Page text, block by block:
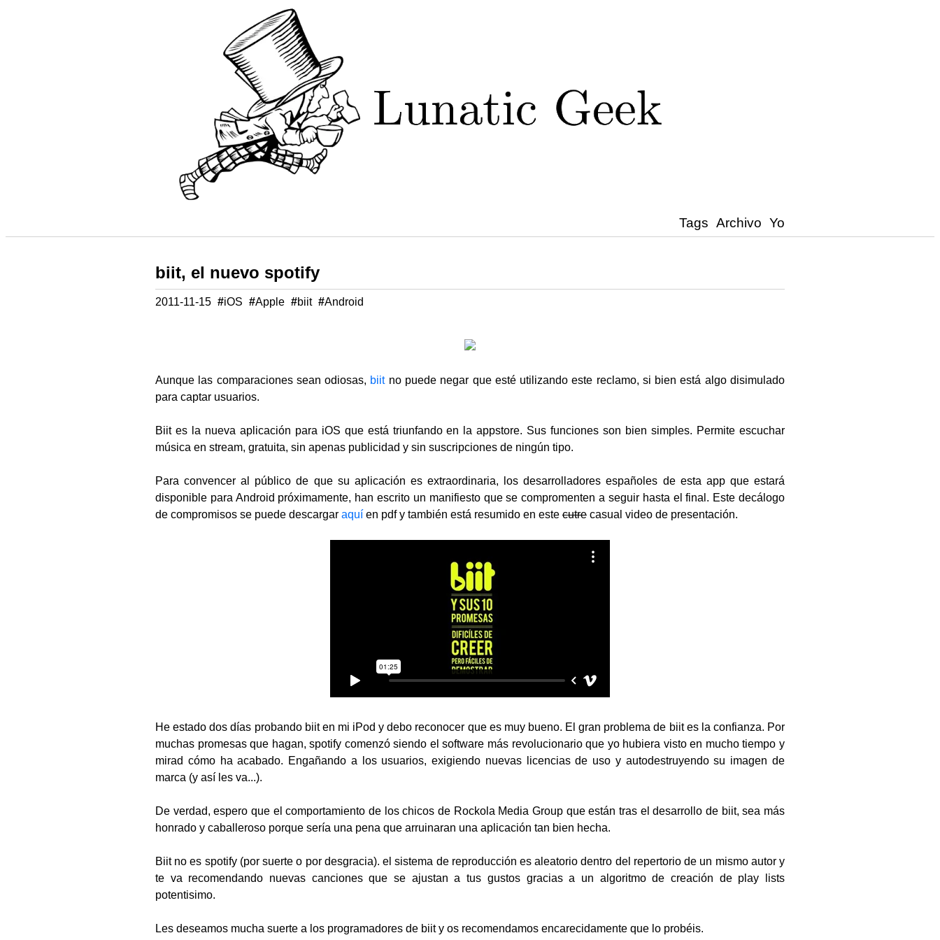
Tags Archivo Yo
biit, el nuevo spotify
2011-11-15 #iOS #Apple #biit #Android
Aunque las comparaciones sean odiosas, biitno puede negar que esté utilizando este reclamo, si bien está algo disimulado
para captar usuarios.
Biit es la nueva aplicación para iOS que está triunfando en la appstore. Sus funciones son bien simples. Permite escuchar
música en stream, gratuita, sin apenas publicidad y sin suscripciones de ningún tipo.
Para convencer al público de que su aplicación es extraordinaria, los desarrolladores españoles de esta app que estará
disponible para Android próximamente, han escrito un manifiesto que se compromenten a seguir hasta el final. Este decálogo
de compromisos se puede descargar aquí en pdf y también está resumido en este cutre casual video de presentación.
He estado dos días probando biit en mi iPod y debo reconocer que es muy bueno. El gran problema de biit es la confianza. Por
muchas promesas que hagan, spotify comenzó siendo el software más revolucionario que yo hubiera visto en mucho tiempo y
mirad cómo ha acabado. Engañando a los usuarios, exigiendo nuevas licencias de uso y autodestruyendo su imagen de
marca (y así les va...).
De verdad, espero que el comportamiento de los chicos de Rockola Media Group que están tras el desarrollo de biit, sea más
honrado y caballeroso porque sería una pena que arruinaran una aplicación tan bien hecha.
Biit no es spotify (por suerte o por desgracia). el sistema de reproducción es aleatorio dentro del repertorio de un mismo autor y
te va recomendando nuevas canciones que se ajustan a tus gustos gracias a un algoritmo de creación de play lists
potentisimo.
Les deseamos mucha suerte a los programadores de biit y os recomendamos encarecidamente que lo probéis.